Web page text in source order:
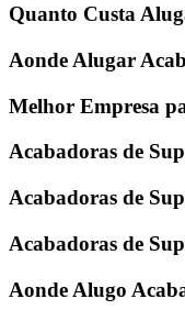
Quanto Custa
Aonde Alugar
Melhor Empresa
Acabadoras de
Acabadoras de
Acabadoras de
Aonde Alugo